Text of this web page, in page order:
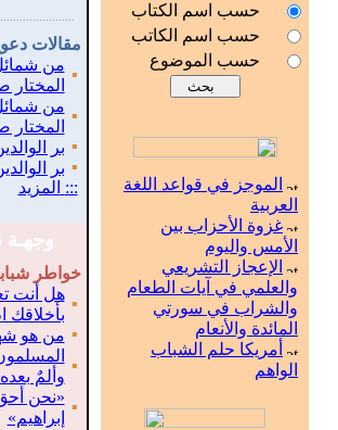
مقالات
▪
من
▪
من
▪ بر
▪ بر
::: المزيد
وجهـة
خواطر
▪
هل أنت
بأخلاقك
▪ من هو
▪
وألمٌ بعده
▪
«نحن
إبراهيم»
حسب اسم الكتاب
حسب اسم الكاتب
حسب الموضوع
الموجز في قواعد اللغة
العربية
غزوة الأحزاب بين
الأمس واليوم
الإعجاز التشريعي
والعلمي في آيات الطعام
والشراب في سورتي
المائدة والأنعام
أمريكا حلم الشباب
الواهم